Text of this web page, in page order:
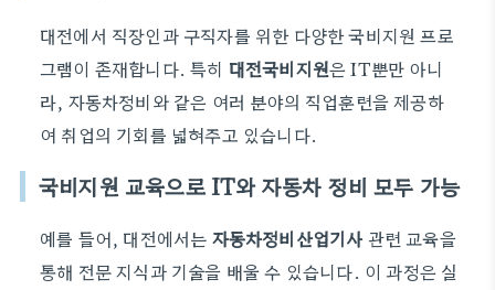
대전에서 직장인과 구직자를 위한 다양한 국비지원 프로
그램이 존재합니다. 특히 대전국비지원은 IT뿐만 아니
라, 자동차정비와 같은 여러 분야의 직업훈련을 제공하
여 취업의 기회를 넓혀주고 있습니다.
국비지원 교육으로 IT와 자동차 정비 모두 가능
예를 들어, 대전에서는 자동차정비산업기사 관련 교육을
통해 전문 지식과 기술을 배울 수 있습니다. 이 과정은 실